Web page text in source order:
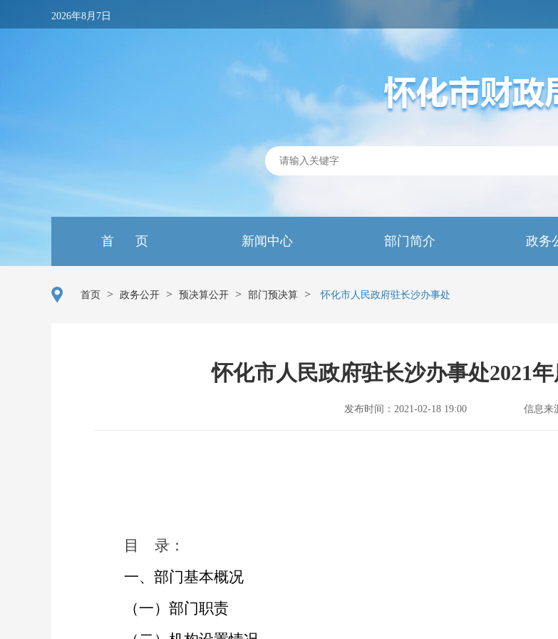
2026年8月7日
首 页 新闻中心 部门简介 政务
首页 > 政务公开 > 预决算公开 > 部门预决算 > 怀化市人民政府驻长沙办事处
怀化市人民政府驻长沙办事处2021
发布时间：2021-02-18 19:00 信息来
目
录：
一、部门基本概况
（一）部门职责